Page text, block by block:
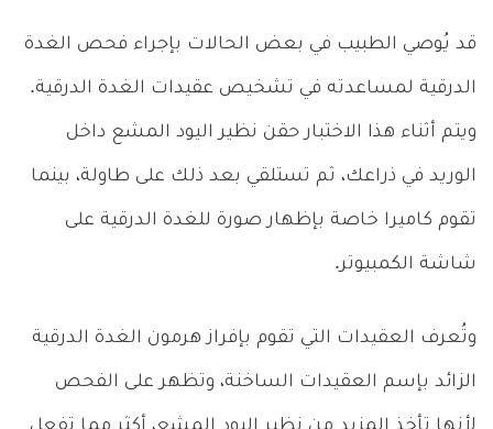
قد يُوصي الطبيب في بعض الحالات بإجراء فحص الغدة
الدرقية لمساعدته في تشخيص عقيدات الغدة الدرقية.
ويتم أثناء هذا الاختبار حقن نظير اليود المشع داخل
الوريد في ذراعك، ثم تستلقي بعد ذلك على طاولة، بينما
تقوم كاميرا خاصة بإظهار صورة للغدة الدرقية على
شاشة الكمبيوتر.
وتُعرف العقيدات التي تقوم بإفراز هرمون الغدة الدرقية
الزائد بإسم العقيدات الساخنة، وتظهر على الفحص